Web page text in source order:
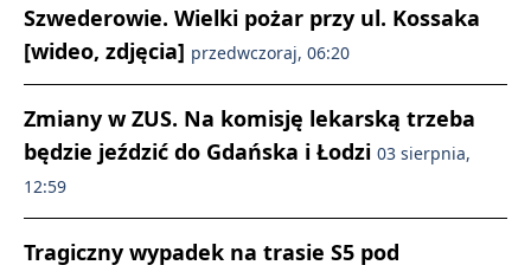
Szwederowie. Wielki pożar przy ul. Kossaka
[wideo, zdjęcia] przedwczoraj, 06:20
Zmiany w ZUS. Na komisję lekarską trzeba
będzie jeździć do Gdańska i Łodzi 03 sierpnia,
12:59
Tragiczny wypadek na trasie S5 pod